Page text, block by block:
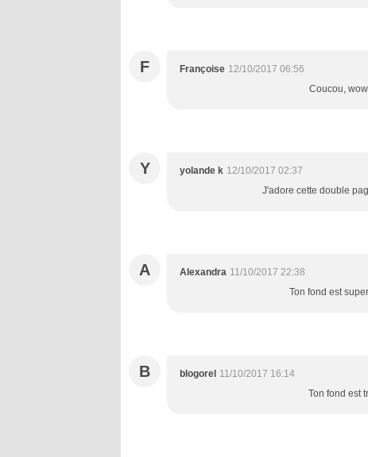
F Françoise 12/10/2017 06:56
Coucou,
Y yolande k 12/10/2017 02:37
J'adore cette double
A Alexandra 11/10/2017 22:38
Ton fond est
B blogorel 11/10/2017 16:14
Ton fond est